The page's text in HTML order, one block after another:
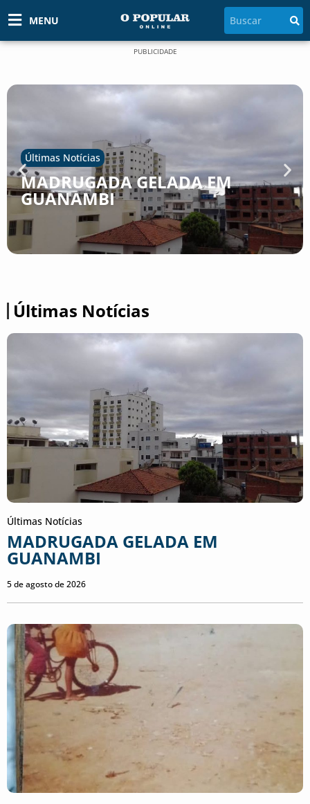
MENU
PUBLICIDADE
Últimas Notícias
MADRUGADA GELADA EM
GUANAMBI
Últimas Notícias
Últimas Notícias
MADRUGADA GELADA EM
GUANAMBI
5 de agosto de 2026